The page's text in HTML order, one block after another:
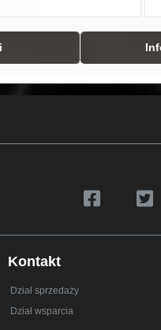
Kontakt
Dział sprzedaży
Dział wsparcia